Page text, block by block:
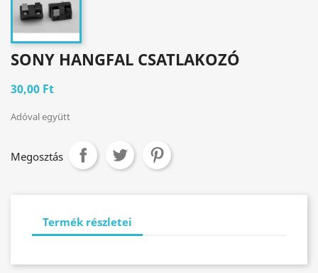
SONY HANGFAL CSATLAKOZÓ
30,00 Ft
Adóval együtt
Megosztás
Termék részletei